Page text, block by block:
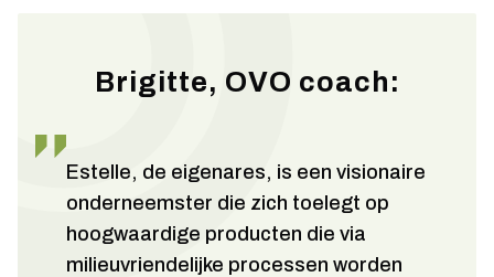
Brigitte, OVO coach:
Estelle, de eigenares, is een visionaire
onderneemster die zich toelegt op
hoogwaardige producten die via
milieuvriendelijke processen worden